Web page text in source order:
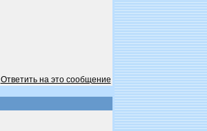
Ответить на это сообщение